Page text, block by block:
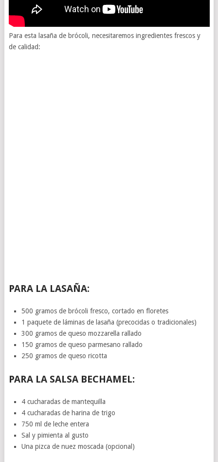
Para esta lasaña de brócoli, necesitaremos ingredientes frescos y
de calidad:
PARA LA LASAÑA:
500 gramos de brócoli fresco, cortado en floretes
1 paquete de láminas de lasaña (precocidas o tradicionales)
300 gramos de queso mozzarella rallado
150 gramos de queso parmesano rallado
250 gramos de queso ricotta
PARA LA SALSA BECHAMEL:
4 cucharadas de mantequilla
4 cucharadas de harina de trigo
750 ml de leche entera
Sal y pimienta al gusto
Una pizca de nuez moscada (opcional)